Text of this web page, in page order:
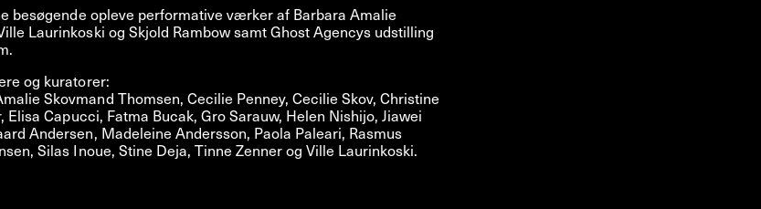
besøgende opleve performative værker af Barbara Amalie
Laurinkoski og Skjold Rambow samt Ghost Agencys udstilling
og kuratorer:
Skovmand Thomsen, Cecilie Penney, Cecilie Skov, Christine
Elisa Capucci, Fatma Bucak, Gro Sarauw, Helen Nishijo, Jiawei
Andersen, Madeleine Andersson, Paola Paleari, Rasmus
Silas Inoue, Stine Deja, Tinne Zenner og Ville Laurinkoski.